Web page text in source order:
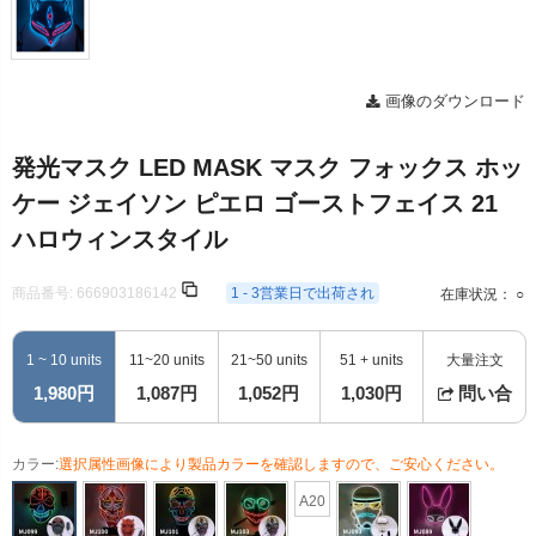
画像のダウンロード
発光マスク LED MASK マスク フォックス ホッ
ケー ジェイソン ピエロ ゴーストフェイス 21
ハロウィンスタイル
商品番号: 666903186142 1 - 3営業日で出荷され 在庫状況： ○
1 ~ 10 units
1,980円
11~20 units
1,087円
21~50 units
1,052円
51 + units
1,030円
大量注文
問い合
カラー:選択属性画像により製品カラーを確認しますので、ご安心ください。
A20